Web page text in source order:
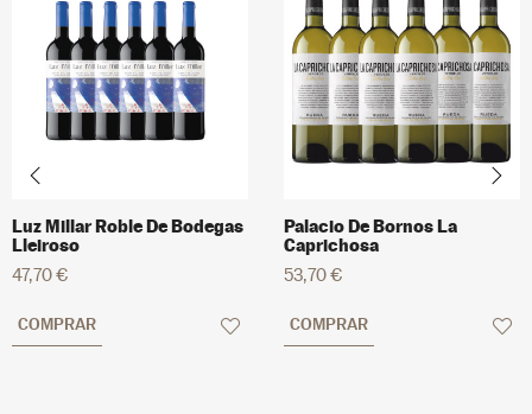
Luz Millar Roble De Bodegas
Lleiroso
47,70 €
COMPRAR
Palacio De Bornos La
Caprichosa
53,70 €
COMPRAR